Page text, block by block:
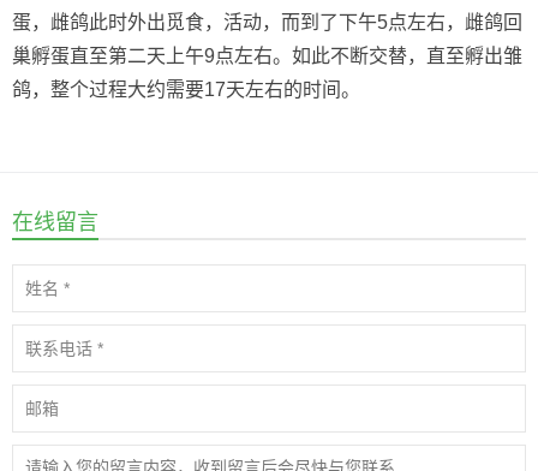
蛋，雌鸽此时外出觅食，活动，而到了下午5点左右，雌鸽回
巢孵蛋直至第二天上午9点左右。如此不断交替，直至孵出雏
鸽，整个过程大约需要17天左右的时间。
在线留言